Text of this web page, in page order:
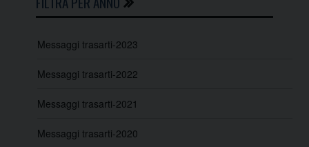
Messaggi trasarti-2023
Messaggi trasarti-2022
Messaggi trasarti-2021
Messaggi trasarti-2020